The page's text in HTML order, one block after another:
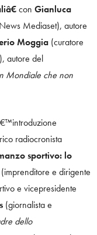
con Gianluca
Mediaset), autore
Moggia (curatore
autore del
Mondiale che non
radiocronista
sportivo: lo
(imprenditore e dirigente
e vicepresidente
(giornalista e
dello